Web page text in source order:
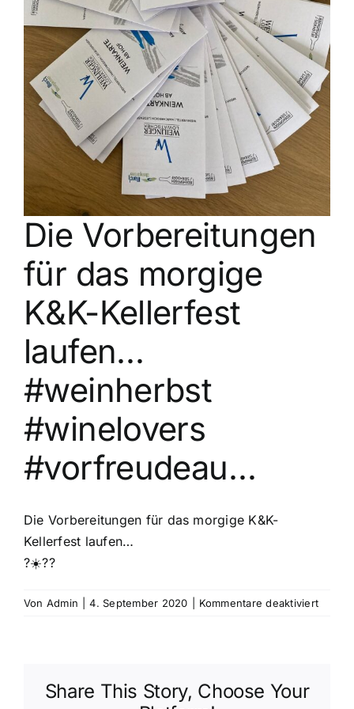
Kontakt
Die Vorbereitungen
für das morgige
K&K-Kellerfest
laufen…
#weinherbst
#winelovers
#vorfreudeau…
Die Vorbereitungen für das morgige K&K-
Kellerfest laufen…
?☀️??
Von Admin 4. September 2020 Kommentare deaktiviertfür
Share This Story, Choose Your